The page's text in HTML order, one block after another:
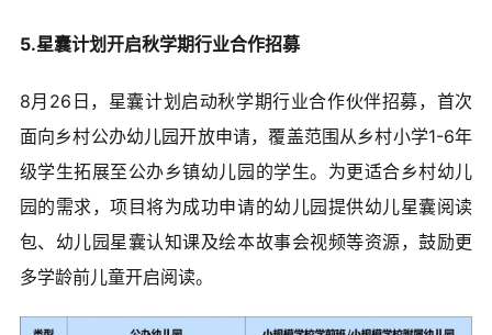
5.星囊计划开启秋学期行业合作招募
8月26日，星囊计划启动秋学期行业合作伙伴招募，首次
面向乡村公办幼儿园开放申请，覆盖范围从乡村小学1-6年
级学生拓展至公办乡镇幼儿园的学生。为更适合乡村幼儿
园的需求，项目将为成功申请的幼儿园提供幼儿星囊阅读
包、幼儿园星囊认知课及绘本故事会视频等资源，鼓励更
多学龄前儿童开启阅读。